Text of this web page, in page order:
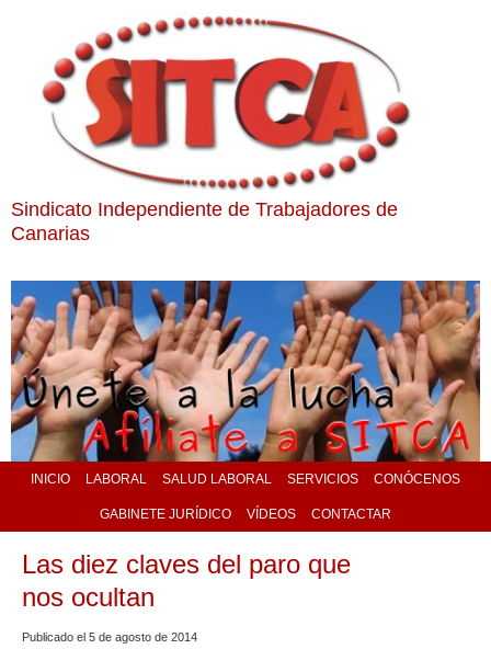
Sindicato Independiente de Trabajadores de
Canarias
INICIO LABORAL SALUD LABORAL SERVICIOS CONÓCENOS
GABINETE JURÍDICO VÍDEOS CONTACTAR
Las diez claves del paro que
nos ocultan
Publicado el 5 de agosto de 2014